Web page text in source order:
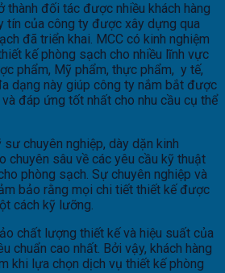
thành đối tác được nhiều khách hàng
tín của công ty được xây dựng qua
đã triển khai. MCC có kinh nghiệm
kế phòng sạch cho nhiều lĩnh vực
phẩm, Mỹ phẩm, thực phẩm, y tế,
dạng này giúp công ty nắm bắt được
đáp ứng tốt nhất cho nhu cầu cụ thể
chuyên nghiệp, dày dặn kinh
chuyên sâu về các yêu cầu kỹ thuật
phòng sạch. Sự chuyên nghiệp và
bảo rằng mọi chi tiết thiết kế được
cách kỹ lưỡng.
chất lượng thiết kế và hiệu suất của
chuẩn cao nhất. Bởi vậy, khách hàng
khi lựa chọn dịch vụ thiết kế phòng